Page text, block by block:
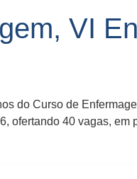
VI
do Curso de
ofertando 40 vagas, em